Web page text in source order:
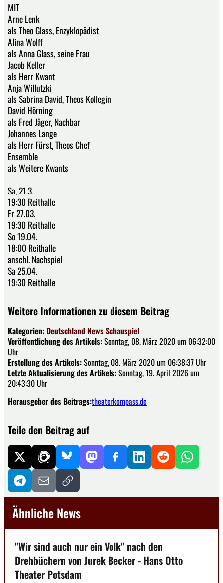
MIT
Arne Lenk
als Theo Glass, Enzyklopädist
Alina Wolff
als Anna Glass, seine Frau
Jacob Keller
als Herr Kwant
Anja Willutzki
als Sabrina David, Theos Kollegin
David Hörning
als Fred Jäger, Nachbar
Johannes Lange
als Herr Fürst, Theos Chef
Ensemble
als Weitere Kwants
Sa, 21.3.
19:30 Reithalle
Fr 27.03.
19:30 Reithalle
So 19.04.
18:00 Reithalle
anschl. Nachspiel
Sa 25.04.
19:30 Reithalle
Weitere Informationen zu diesem Beitrag
Kategorien: Deutschland NewsSchauspiel
Veröffentlichung des Artikels:Sonntag, 08. März 2020 um 06:32:00
Uhr
Erstellung des Artikels:Sonntag, 08. März 2020 um 06:38:37 Uhr
Letzte Aktualisierung des Artikels:Sonntag, 19. April 2026 um
20:43:30 Uhr
Herausgeber des Beitrags:theaterkompass.de
Teile den Beitrag auf
Ähnliche News
"Wir sind auch nur ein Volk" nach den
Drehbüchern von Jurek Becker - Hans Otto
Theater Potsdam